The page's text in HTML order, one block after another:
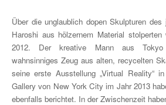
Über die unglaublich dopen Skulpturen des
Haroshi aus hölzernem Material
2012. Der kreative Mann aus Tokyo
wahnsinniges Zeug aus alten, recycelten
seine erste Ausstellung „Virtual Reality“
Gallery von New York City im Jahr 2013
ebenfalls berichtet. In der Zwischenzeit